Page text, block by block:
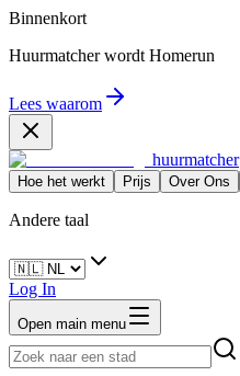
Binnenkort
Huurmatcher wordt Homerun
Lees waarom
huurmatcher
Hoe het werkt Prijs Over Ons
Andere taal
Log In
Open main menu